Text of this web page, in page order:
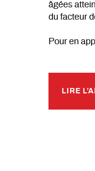
âgées
du facteur
Pour en
LIRE